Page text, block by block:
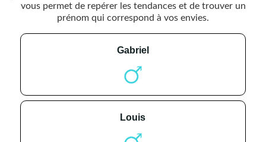
vous permet de repérer les tendances et de trouver un
prénom qui correspond à vos envies.
gabriel
louis